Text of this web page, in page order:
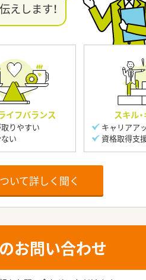
えします！
イフバランス
りやすい
い
スキル
キャリアア
資格取得支
いて詳しく聞く
お問い合わせ